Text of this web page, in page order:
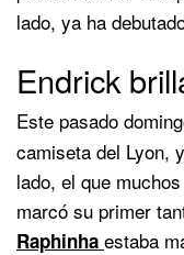
lado, ya ha
Endrick
Este pasado
camiseta del Lyon,
lado, el que
marcó su primer
Raphinha estaba